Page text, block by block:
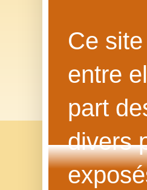
Ce
entre
part
divers